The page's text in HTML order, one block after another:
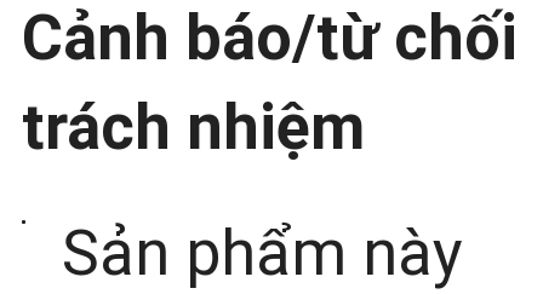
Cảnh báo/từ chối
trách nhiệm
Sản phẩm này